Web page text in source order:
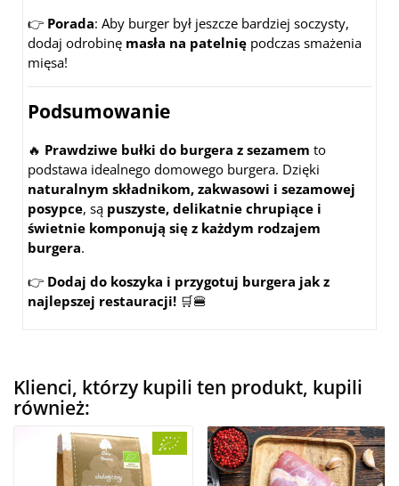
👉 Porada: Aby burger był jeszcze bardziej soczysty,
dodaj odrobinę masła na patelnię podczas smażenia
mięsa!
Podsumowanie
🔥 Prawdziwe bułki do burgera z sezamem to
podstawa idealnego domowego burgera. Dzięki
naturalnym składnikom, zakwasowi i sezamowej
posypce, są puszyste, delikatnie chrupiące i
świetnie komponują się z każdym rodzajem
burgera.
👉 Dodaj do koszyka i przygotuj burgera jak z
najlepszej restauracji! 🛒🍔
Klienci, którzy kupili ten produkt, kupili
również: